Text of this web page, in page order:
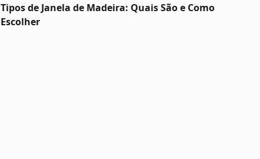
Tipos de Janela de Madeira: Quais São e Como
Escolher